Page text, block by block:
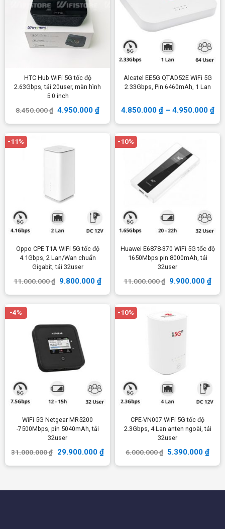
HTC Hub WiFi 5G tốc độ
2.63Gbps, tải 20user, màn hình
5.0 inch
8.450.000₫ 4.950.000₫
Alcatel EE5G QTAD52E WiFi 5G
2.33Gbps, Pin 6460mAh, 1 Lan
4.850.000 ₫– 4.950.000 ₫
-11%
Oppo CPE T1A WiFi 5G tốc độ
4.1Gbps, 2 Lan/Wan chuẩn
Gigabit, tải 32user
11.000.000₫ 9.800.000₫
-10%
Huawei E6878-370 WiFi 5G tốc độ
1650Mbps pin 8000mAh, tải
32user
11.000.000₫ 9.900.000₫
-4%
WiFi 5G Netgear MR5200
-7500Mbps, pin 5040mAh, tải
32user
31.000.000₫ 29.900.000 ₫
-10%
CPE-VN007 WiFi 5G tốc độ
2.3Gbps, 4 Lan anten ngoài, tải
32user
6.000.000₫ 5.390.000₫